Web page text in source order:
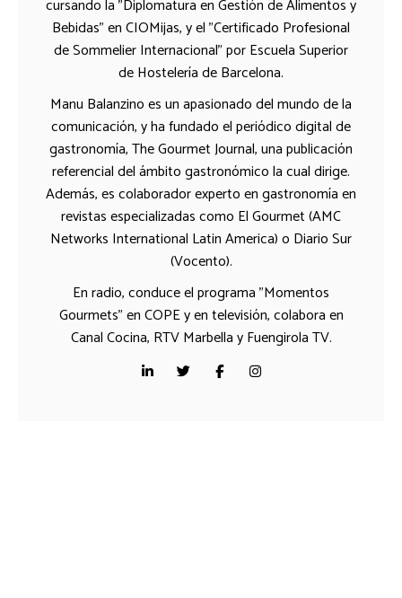
cursando la "Diplomatura en Gestión de Alimentos y
Bebidas" en CIOMijas, y el "Certificado Profesional
de Sommelier Internacional" por Escuela Superior
de Hostelería de Barcelona.
Manu Balanzino es un apasionado del mundo de la
comunicación, y ha fundado el periódico digital de
gastronomía, The Gourmet Journal, una publicación
referencial del ámbito gastronómico la cual dirige.
Además, es colaborador experto en gastronomía en
revistas especializadas como El Gourmet (AMC
Networks International Latin America) o Diario Sur
(Vocento).
En radio, conduce el programa "Momentos
Gourmets" en COPE y en televisión, colabora en
Canal Cocina, RTV Marbella y Fuengirola TV.